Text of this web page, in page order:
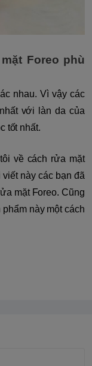
Foreo phù
nhau. Vì vậy các
với làn da của
tốt nhất.
về cách rửa mặt
viết này các bạn đã
mặt Foreo. Cũng
này một cách